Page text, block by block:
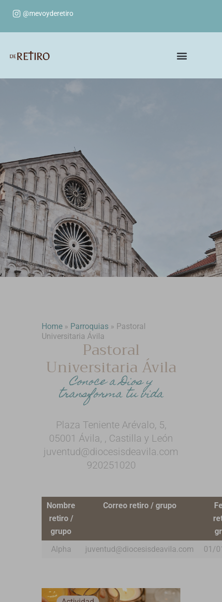
@mevoyderetiro
Home » Parroquias » Pastoral
Universitaria Ávila
Pastoral
Universitaria Ávila
Conoce a Dios y
transforma tu vida
Plaza Teniente Arévalo, 5,
05001 Ávila, , Castilla y León
juventud@diocesisdeavila.com
920251020
Nombre
retiro /
grupo
Correo retiro / grupo
Alpha
juventud@diocesisdeavila.com 01/